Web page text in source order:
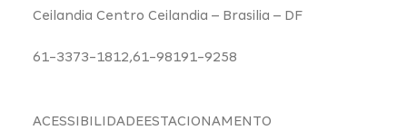
Ceilandia Centro Ceilandia – Brasilia – DF
61-3373-1812,61-98191-9258
ACESSIBILIDADEESTACIONAMENTO